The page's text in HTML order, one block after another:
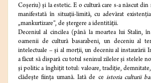
Coşeriu) şi la estetic. E o cultură care s-a născut din
manifestată în situaţii-limită, cu adevărat
„mankurtizare”, de ştergere a identităţii.
Deceniul al cincilea (până la moartea lui Stalin,
oamenii de cultură basarabeni, un deceniu al
intelectuale – şi al morţii, un deceniu al instaurării
a făcut să dispară cu totul seninul zilelor şi stelele
şi politic a înghiţit totul: valoare, tradiţie,
clădeşte fiinţa umană. Iată de ce istoria culturii